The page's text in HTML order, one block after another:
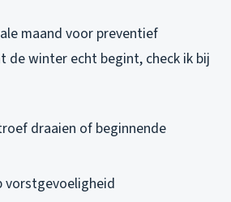
maand voor preventief
de winter echt begint, check ik bij
draaien of beginnende
vorstgevoeligheid